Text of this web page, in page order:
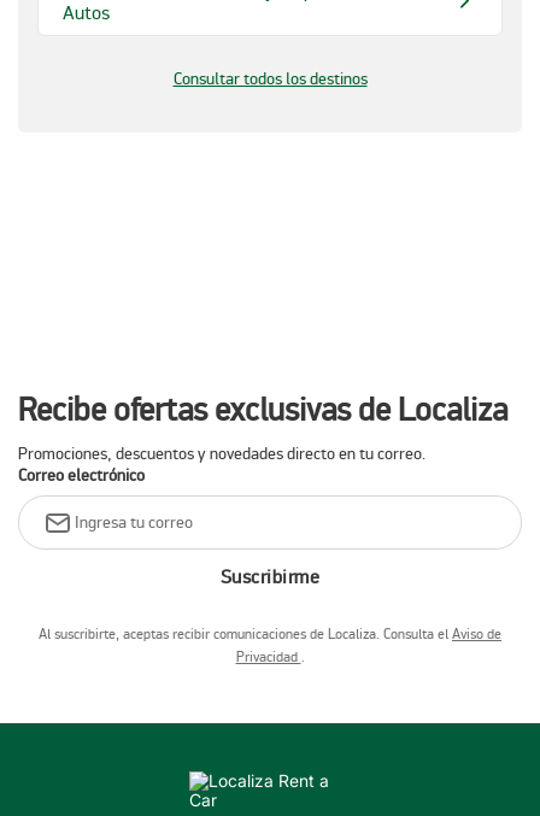
Autos
Consultar todos los destinos
Recibe ofertas exclusivas de Localiza
Promociones, descuentos y novedades directo en tu correo.
Correo electrónico
Suscribirme
Al suscribirte, aceptas recibir comunicaciones de Localiza. Consulta el Aviso de
Privacidad .